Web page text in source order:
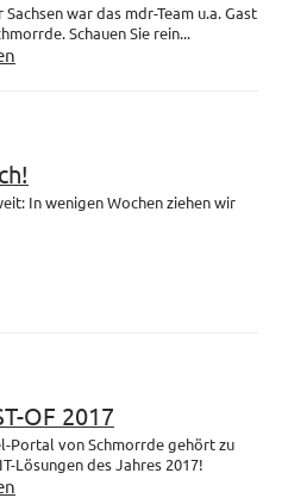
Sachsen war das mdr-Team u.a. Gast
Schauen Sie rein...
In wenigen Wochen ziehen wir
OF 2017
Portal von Schmorrde gehört zu
Lösungen des Jahres 2017!